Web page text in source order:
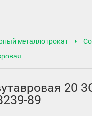
металлопрокат
20
89